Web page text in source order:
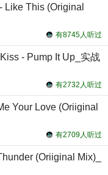
Like This (Original
有8745人听过
- Pump It Up_实战
有2732人听过
Your Love (Oriiginal
有2709人听过
(Oriiginal Mix)_